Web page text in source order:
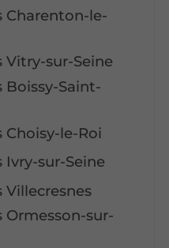
Charenton-le-
sur-Seine
Saint-
le-Roi
sur-Seine
sur-